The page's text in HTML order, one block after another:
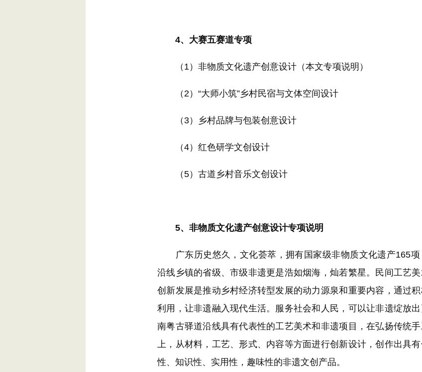
4、大赛五赛道专项
（1）非物质文化遗产创意设计（本文专项说明）
（2）“大师小筑”乡村民宿与文体空间设计
（3）乡村品牌与包装创意设计
（4）红色研学文创设计
（5）古道乡村音乐文创设计
5、非物质文化遗产创意设计专项说明
广东历史悠久，文化荟萃，拥有国家级非物质文化遗产165项
沿线乡镇的省级、市级非遗更是浩如烟海，灿若繁星。民间工艺
创新发展是推动乡村经济转型发展的动力源泉和重要内容，通过
利用，让非遗融入现代生活。服务社会和人民，可以让非遗绽放
南粤古驿道沿线具有代表性的工艺美术和非遗项目，在弘扬传统
上，从材料，工艺、形式、内容等方面进行创新设计，创作出具
性、知识性、实用性，趣味性的非遗文创产品。